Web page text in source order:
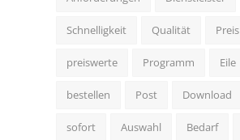
Schnelligkeit Qualität Preis
preiswerte Programm Eile
bestellen Post Download
sofort Auswahl Bedarf